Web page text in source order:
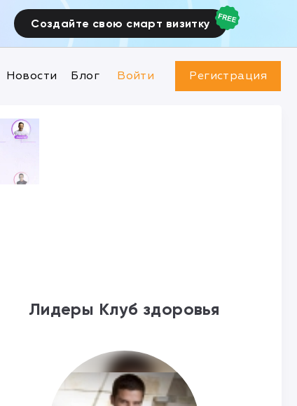
Создайте свою смарт визитку
Новости Блог Войти Регистрация
Лидеры Клуб здоровья